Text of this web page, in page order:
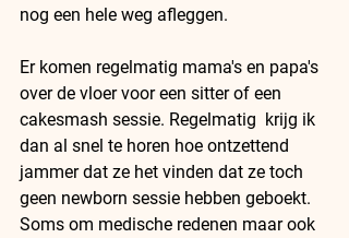
nog een hele weg afleggen.
Er komen regelmatig mama's en papa's
over de vloer voor een sitter of een
cakesmash sessie. Regelmatig  krijg ik
dan al snel te horen hoe ontzettend
jammer dat ze het vinden dat ze toch
geen newborn sessie hebben geboekt.
Soms om medische redenen maar ook